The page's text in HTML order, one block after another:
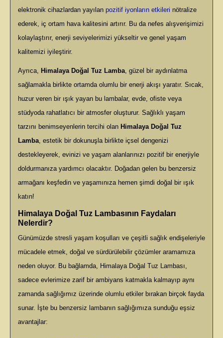
elektronik cihazlardan yayılan pozitif iyonların etkileri nötralize
ederek, iç ortam hava kalitesini artırır. Bu da nefes alışverişimizi
kolaylaştırır, enerji seviyelerimizi yükseltir ve genel yaşam
kalitemizi iyileştirir.
Ayrıca, Himalaya Doğal Tuz Lamba, güzel bir aydınlatma
sağlamakla birlikte ortamda olumlu bir enerji akışı yaratır. Sıcak,
huzur veren bir ışık yayan bu lambalar, evde, ofiste veya
stüdyoda rahatlatıcı bir atmosfer oluşturur. Sağlıklı yaşam
tarzını benimseyenlerin tercihi olan Himalaya Doğal Tuz
Lamba, estetik bir dokunuşla birlikte içsel dengenizi
destekleyerek, evinizi ve yaşam alanlarınızı pozitif bir enerjiyle
doldurmanıza yardımcı olacaktır. Doğadan gelen bu benzersiz
armağanı keşfedin ve yaşamınıza hemen şimdi doğal bir ışık
katın!
Himalaya Doğal Tuz Lambasının Faydaları
Nelerdir?
Günümüzde stresli yaşam koşulları ve çeşitli sağlık endişeleriyle
mücadele etmek, doğal ve sürdürülebilir çözümler aramamıza
neden oluyor. Bu bağlamda, Himalaya Doğal Tuz Lambası,
sadece evlerimize zarif bir ambiyans katmakla kalmayıp aynı
zamanda sağlığımız üzerinde olumlu etkiler bırakan birçok fayda
sunar. İşte bu benzersiz lambanın sağlığımıza sunduğu eşsiz
avantajlar: